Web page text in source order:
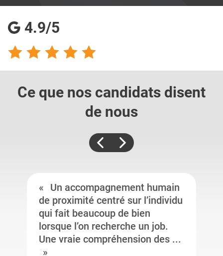
4.9/5
Ce que nos candidats disent
de nous
Un accompagnement humain
de proximité centré sur l’individu
qui fait beaucoup de bien
lorsque l’on recherche un job.
Une vraie compréhension des ...